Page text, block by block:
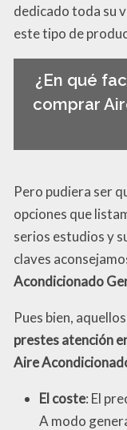
dedicado toda su
este tipo de
¿En qué
comprar
Pero pudiera ser
opciones que
serios estudios y
claves
Acondicionado
Pues bien, aquellos
prestes atención
Aire
El coste: El
A modo